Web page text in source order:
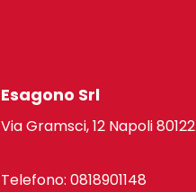
Esagono Srl
Via Gramsci, 12 Napoli 80122
Telefono: 0818901148